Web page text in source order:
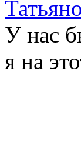
У нас
я на